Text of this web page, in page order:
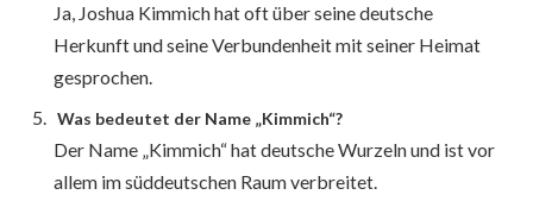
Ja, Joshua Kimmich hat oft über seine deutsche
Herkunft und seine Verbundenheit mit seiner Heimat
gesprochen.
Was bedeutet der Name „Kimmich“?
Der Name „Kimmich“ hat deutsche Wurzeln und ist vor
allem im süddeutschen Raum verbreitet.